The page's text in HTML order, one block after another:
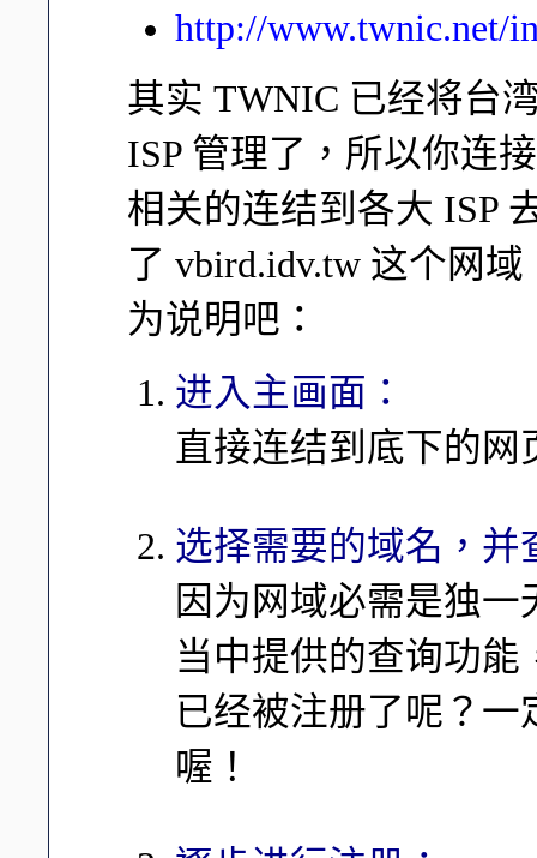
http://www.twnic.net/
其实 TWNIC 已经将台
ISP 管理了，所以你连
相关的连结到各大 ISP
了 vbird.idv.tw 这个网
为说明吧：
进入主画面：
直接连结到底下的
选择需要的域名，并
因为网域必需是独
当中提供的查询功
已经被注册了呢？
喔！